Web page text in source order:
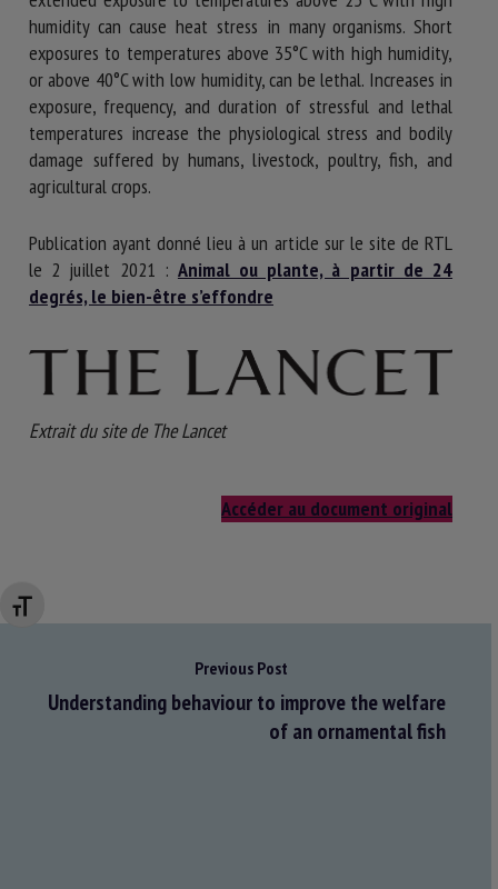
Changer la taille de la police
humidity can cause heat stress in many organisms. Short
exposures to temperatures above 35°C with high humidity,
or above 40°C with low humidity, can be lethal. Increases in
exposure, frequency, and duration of stressful and lethal
temperatures increase the physiological stress and bodily
damage suffered by humans, livestock, poultry, fish, and
agricultural crops.
Publication ayant donné lieu à un article sur le site de RTL
le 2 juillet 2021 : Animal ou plante, à partir de 24
degrés, le bien-être s’effondre
Extrait du site de The Lancet
Accéder au document original
Previous Post
Understanding behaviour to improve the welfare
of an ornamental fish